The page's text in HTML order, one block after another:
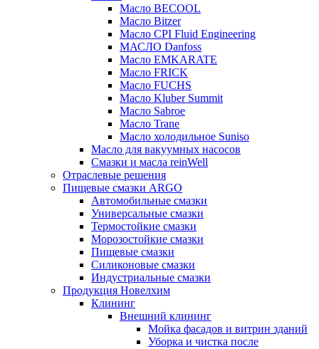
Масло BECOOL
Масло Bitzer
Масло CPI Fluid Engineering
МАСЛО Danfoss
Масло EMKARATE
Масло FRICK
Масло FUCHS
Масло Kluber Summit
Масло Sabroe
Масло Trane
Масло холодильное Suniso
Масло для вакуумных насосов
Смазки и масла reinWell
Отраслевые решения
Пищевые смазки ARGO
Автомобильные смазки
Универсальные смазки
Термостойкие смазки
Морозостойкие смазки
Пищевые смазки
Силиконовые смазки
Индустриальные смазки
Продукция Новелхим
Клининг
Внешний клининг
Мойка фасадов и витрин зданий
Уборка и чистка после